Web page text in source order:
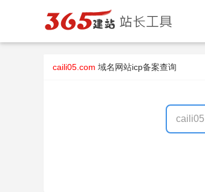
caili05.com 域名网站icp备案查询